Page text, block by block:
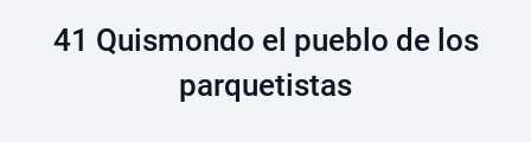
41 Quismondo el pueblo de los
parquetistas